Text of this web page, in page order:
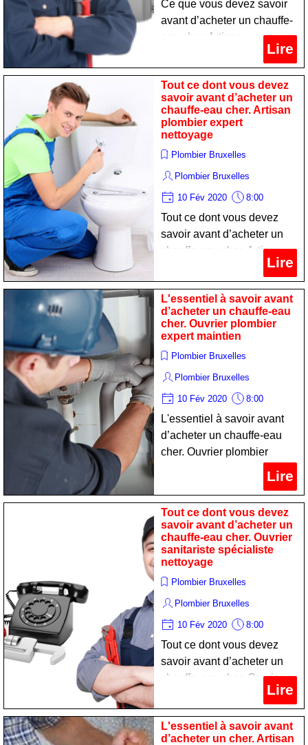
Ce que vous devez savoir
avant d’acheter un chauffe-
eau cher. Artisan
chauffagist expert entretien
Lire
Tout ce dont vous devez
savoir avant d’acheter un
chauffe-eau cher. Artisan
plombier expert
nettoyage
Plombier Bruxelles
Plombier Bruxelles
10 Fév 2020 8:00
Tout ce dont vous devez
savoir avant d’acheter un
chauffe-eau cher. Artisan
plombier expert nettoyage
Lire
L'essentiel à savoir avant
d’acheter un chauffe-eau
cher. Ouvrier plombier
expert maintien
Plombier Bruxelles
Plombier Bruxelles
10 Fév 2020 8:00
L'essentiel à savoir avant
d’acheter un chauffe-eau
cher. Ouvrier plombier
Lire
Tout ce dont vous devez
savoir avant d’acheter un
chauffe-eau cher. Ouvrier
sanitariste spécialiste
nettoyage
Plombier Bruxelles
Plombier Bruxelles
10 Fév 2020 8:00
Tout ce dont vous devez
savoir avant d’acheter un
chauffe-eau cher. Ouvrier
nettoyage
Lire
L'essentiel à savoir avant
d’acheter un cher. Artisan